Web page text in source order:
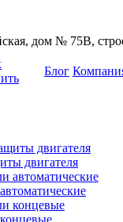
дом № 75В,
Блог
двигателя